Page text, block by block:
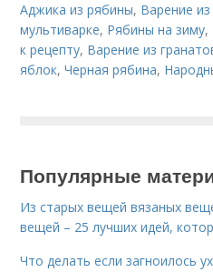
Аджика из рябины, Варение
мультиварке, Рябины на зиму,
к рецепту, Варение из
яблок,Черная рябина,
Популярные
Из старых вещей вязаных
вещей – 25 лучших идей,
Что делать если загноилось